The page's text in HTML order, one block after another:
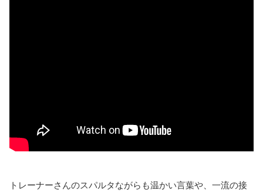
トレーナーさんのスパルタながらも温かい言葉や、一流の接